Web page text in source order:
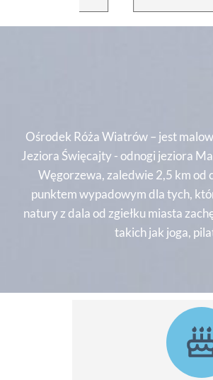
Ośrodek Róża Wiatrów – jest
Jeziora Święcajty - odnogi jeziora
Węgorzewa, zaledwie 2,5 km od
punktem wypadowym dla tych,
natury z dala od zgiełku miasta
takich jak joga,